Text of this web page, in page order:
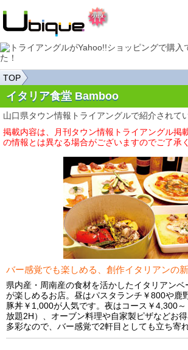
TOP
イタリア食堂 Bamboo
山口県タウン情報トライアングルで紹介されて
掲載内容は、月刊タウン情報トライアングル掲
の情報とは異なる場合がございますのでご了承
バー感覚でも楽しめる、創作イタリアンの
県内産・周南産の食材を活かしたイタリアン
が楽しめるお店。昼はパスタランチ￥800や鹿
豚丼￥1,000が人気です。夜はコース￥4,300
放題2H）、オーブン料理や自家製ピザなどお
多彩なので、バー感覚で2軒目としても立ち寄れ